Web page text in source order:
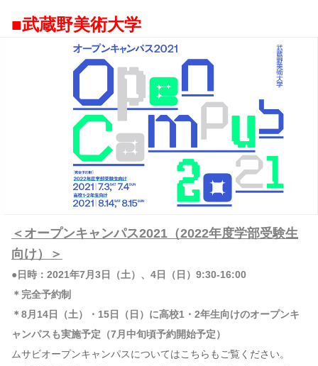
■武蔵野美術大学
＜オープンキャンパス2021（2022年度学部受験生
向け）＞
●日時：2021年7月3日（土）、4日（日）9:30-16:00
＊完全予約制
＊8月14日（土）・15日（日）に高校1・2年生向けのオープンキ
ャンパスも実施予定（7月中旬頃予約開始予定）
ムサビオープンキャンパスについてはこちらもご覧ください。